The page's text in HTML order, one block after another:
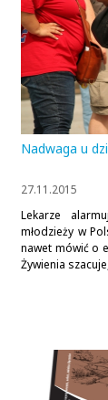
Nadwaga u
27.11.2015
Lekarze
młodzieży w
nawet mówić o
Żywienia